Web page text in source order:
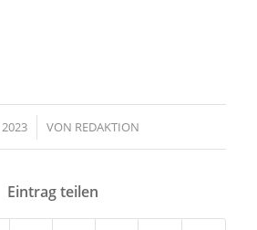
VON REDAKTION
Eintrag teilen